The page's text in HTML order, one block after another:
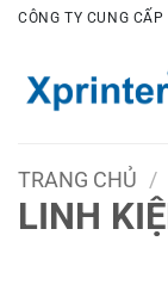
Bỏ
dung
CÔNG TY CUNG
TRANG CHỦ /
LINH